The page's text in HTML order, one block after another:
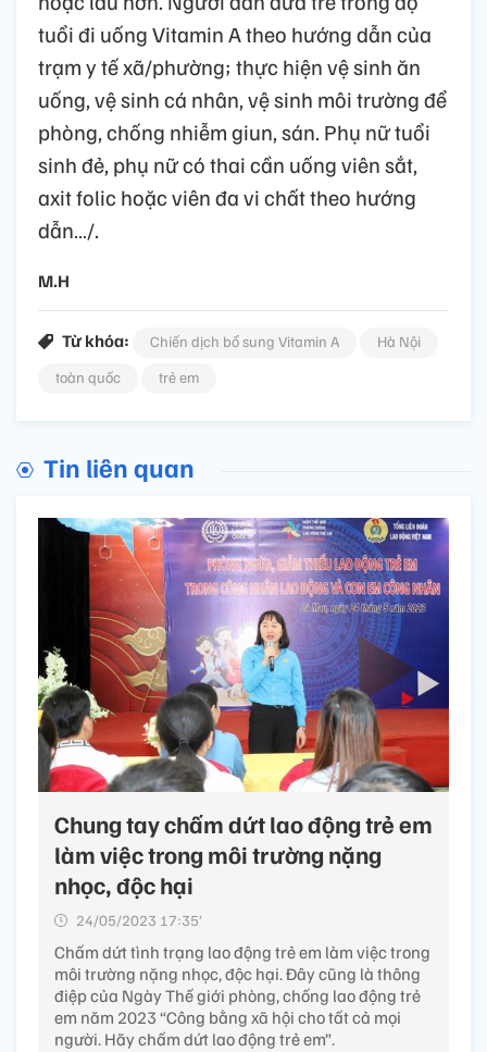
tuổi đi uống Vitamin A theo hướng dẫn của
trạm y tế xã/phường; thực hiện vệ sinh ăn
uống, vệ sinh cá nhân, vệ sinh môi trường để
phòng, chống nhiễm giun, sán. Phụ nữ tuổi
sinh đẻ, phụ nữ có thai cần uống viên sắt,
axit folic hoặc viên đa vi chất theo hướng
dẫn…/.
M.H
Từ khóa: Chiến dịch bổ sung Vitamin A
Hà Nội
toàn quốc
trẻ em
Tin liên quan
Chung tay chấm dứt lao động trẻ em
làm việc trong môi trường nặng
nhọc, độc hại
24/05/2023 17:35’
Chấm dứt tình trạng lao động trẻ em làm việc trong
môi trường nặng nhọc, độc hại. Đây cũng là thông
điệp của Ngày Thế giới phòng, chống lao động trẻ
em năm 2023 “Công bằng xã hội cho tất cả mọi
người. Hãy chấm dứt lao động trẻ em”.